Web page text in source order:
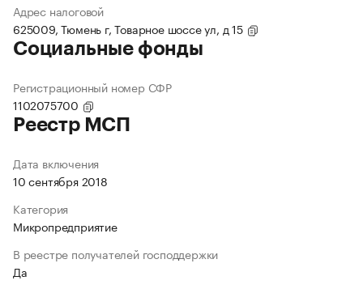
Адрес налоговой
625009, Тюмень г, Товарное шоссе ул, д 15
Социальные фонды
Регистрационный номер СФР
1102075700
Реестр МСП
Дата включения
10 сентября 2018
Категория
Микропредприятие
В реестре получателей господдержки
Да